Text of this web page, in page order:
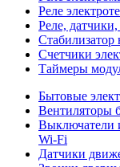
Реле
Реле,
Стабилизатор
Счетчики
Таймеры
Бытовые
Вентиляторы
Выключатели
Wi-Fi
Датчики